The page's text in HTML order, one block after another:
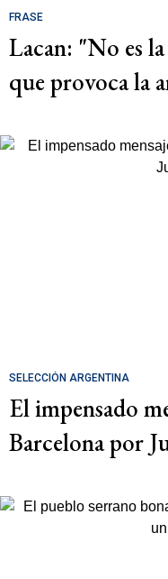
FRASE
Lacan: "No es
que provoca la
SELECCIÓN ARGENTINA
El impensado
Barcelona por